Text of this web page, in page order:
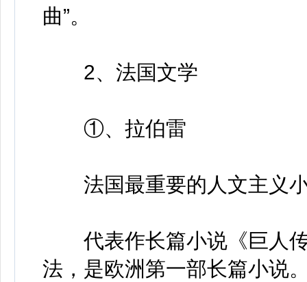
曲”。
2、法国文学
①、拉伯雷
法国最重要的人文主义
代表作长篇小说《巨人传
法，是欧洲第一部长篇小说